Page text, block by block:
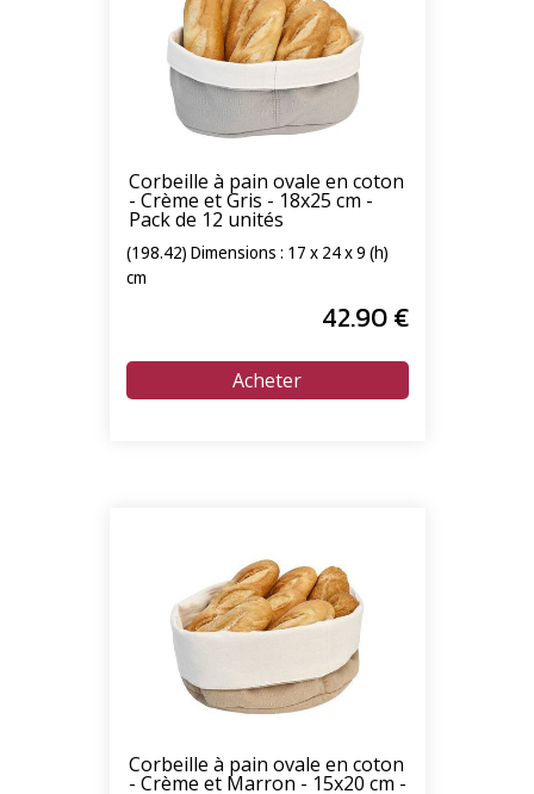
Corbeille à pain ovale en coton
- Crème et Gris - 18x25 cm -
Pack de 12 unités
(198.42) Dimensions : 17 x 24 x 9 (h)
cm
42.90€
Corbeille à pain ovale en coton
- Crème et Marron - 15x20 cm -